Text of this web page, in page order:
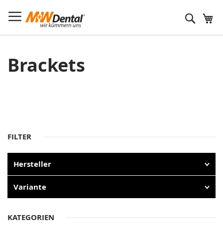
Suche
Brackets
FILTER
Hersteller
Variante
KATEGORIEN